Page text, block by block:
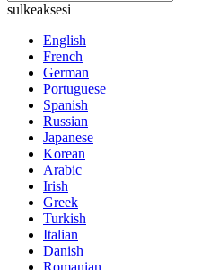
sulkeaksesi
English
French
German
Portuguese
Spanish
Russian
Japanese
Korean
Arabic
Irish
Greek
Turkish
Italian
Danish
Romanian